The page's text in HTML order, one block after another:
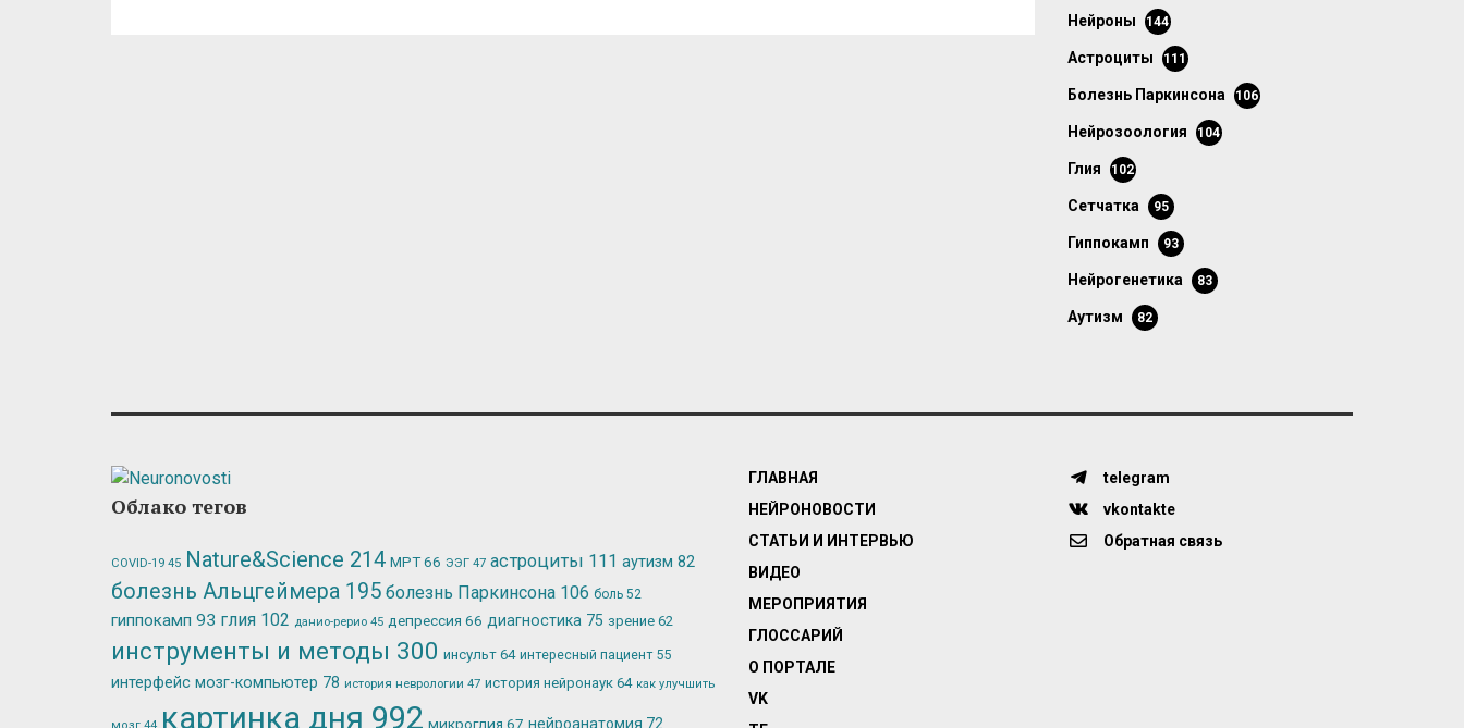
нейроны 144
астроциты 111
болезнь Паркинсона 106
нейрозоология 104
глия 102
сетчатка 95
гиппокамп 93
нейрогенетика 83
аутизм 82
Облако тегов
COVID-19 45 Nature&Science 214 МРТ66 ЭЭГ 47 астроциты 111 аутизм 82
болезнь Альцгеймера 195 болезнь Паркинсона 106 боль 52
гиппокамп 93 глия 102 данио-рерио 45 депрессия 66 диагностика 75 зрение 62
инструменты и методы 300 инсульт 64 интересный пациент 55
интерфейс мозг-компьютер 78 история неврологии 47 история нейронаук 64 как улучшить
мозг 44 картинка дня 992 микроглия 67 нейроанатомия 72
ГЛАВНАЯ
НЕЙРОНОВОСТИ
СТАТЬИ И ИНТЕРВЬЮ
ВИДЕО
МЕРОПРИЯТИЯ
ГЛОССАРИЙ
О ПОРТАЛЕ
VK
telegram
vkontakte
Обратная связь